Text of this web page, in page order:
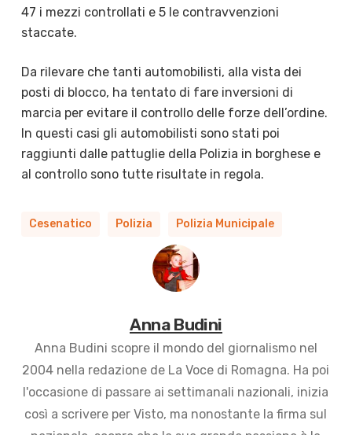
47 i mezzi controllati e 5 le contravvenzioni
staccate.
Da rilevare che tanti automobilisti, alla vista dei
posti di blocco, ha tentato di fare inversioni di
marcia per evitare il controllo delle forze dell’ordine.
In questi casi gli automobilisti sono stati poi
raggiunti dalle pattuglie della Polizia in borghese e
al controllo sono tutte risultate in regola.
Cesenatico Polizia Polizia Municipale
Anna Budini
Anna Budini scopre il mondo del giornalismo nel
2004 nella redazione de La Voce di Romagna. Ha poi
l'occasione di passare ai settimanali nazionali, inizia
così a scrivere per Visto, ma nonostante la firma sul